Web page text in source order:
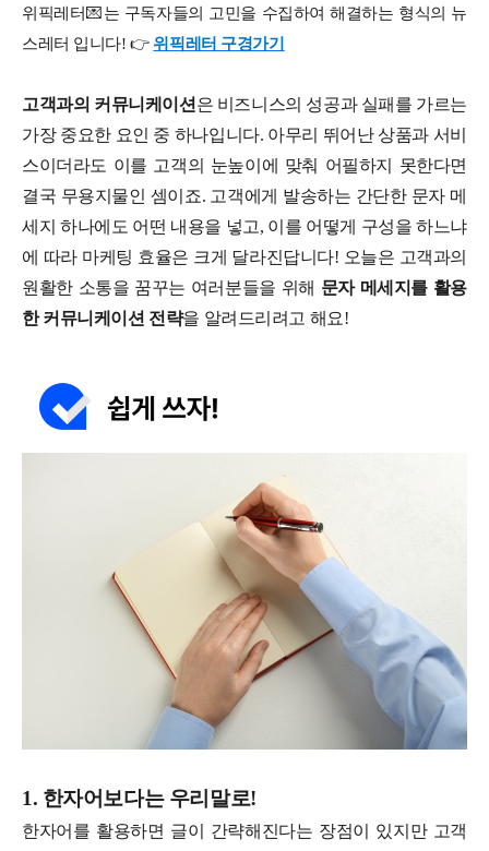
위픽레터💌는 구독자들의 고민을 수집하여 해결하는 형식의 뉴
스레터 입니다! 👉 위픽레터 구경가기
고객과의 커뮤니케이션 은 비즈니스의 성공과 실패를 가르는
가장 중요한 요인 중 하나입니다. 아무리 뛰어난 상품과 서비
스이더라도 이를 고객의 눈높이에 맞춰 어필하지 못한다면
결국 무용지물인 셈이죠. 고객에게 발송하는 간단한 문자 메
세지 하나에도 어떤 내용을 넣고, 이를 어떻게 구성을 하느냐
에 따라 마케팅 효율은 크게 달라진답니다! 오늘은 고객과의
원활한 소통을 꿈꾸는 여러분들을 위해 문자 메세지를 활용
한 커뮤니케이션 전략을 알려드리려고 해요!
1. 한자어보다는 우리말로!
한자어를 활용하면 글이 간략해진다는 장점이 있지만 고객